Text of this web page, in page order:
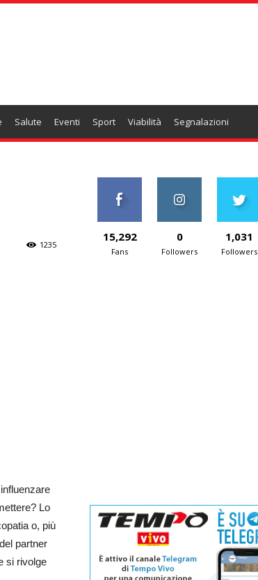
Salute Eventi Sport Viabilità Segnalazioni
1235
Lo
o, più
partner
si rivolge
15,292
Fans
0
Followers
1,031
Followers